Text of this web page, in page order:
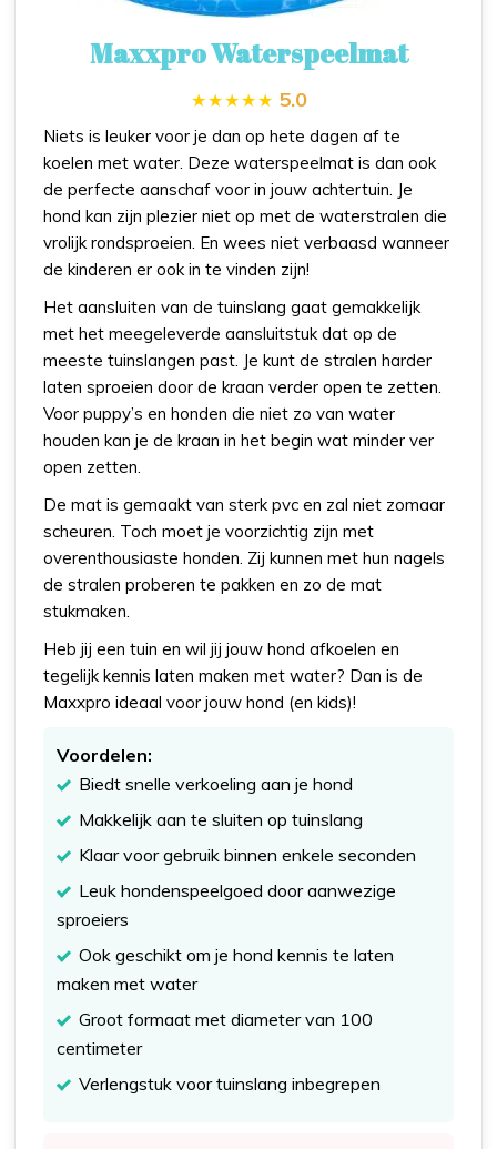
Maxxpro Waterspeelmat
5.0
Niets is leuker voor je dan op hete dagen af te
koelen met water. Deze waterspeelmat is dan ook
de perfecte aanschaf voor in jouw achtertuin. Je
hond kan zijn plezier niet op met de waterstralen die
vrolijk rondsproeien. En wees niet verbaasd wanneer
de kinderen er ook in te vinden zijn!
Het aansluiten van de tuinslang gaat gemakkelijk
met het meegeleverde aansluitstuk dat op de
meeste tuinslangen past. Je kunt de stralen harder
laten sproeien door de kraan verder open te zetten.
Voor puppy’s en honden die niet zo van water
houden kan je de kraan in het begin wat minder ver
open zetten.
De mat is gemaakt van sterk pvc en zal niet zomaar
scheuren. Toch moet je voorzichtig zijn met
overenthousiaste honden. Zij kunnen met hun nagels
de stralen proberen te pakken en zo de mat
stukmaken.
Heb jij een tuin en wil jij jouw hond afkoelen en
tegelijk kennis laten maken met water? Dan is de
Maxxpro ideaal voor jouw hond (en kids)!
Voordelen:
Biedt snelle verkoeling aan je hond
Makkelijk aan te sluiten op tuinslang
Klaar voor gebruik binnen enkele seconden
Leuk hondenspeelgoed door aanwezige
sproeiers
Ook geschikt om je hond kennis te laten
maken met water
Groot formaat met diameter van 100
centimeter
Verlengstuk voor tuinslang inbegrepen